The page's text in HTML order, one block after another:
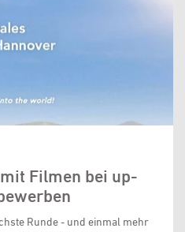
Filmen bei up-
Runde - und einmal mehr